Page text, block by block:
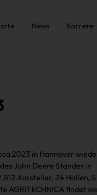
News Karriere
2023 in Hannover
John Deere Standes in
Aussteller, 24 Hallen, 5
AGRITECHNICA findet